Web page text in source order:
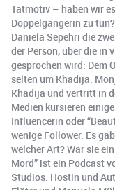
Tatmotiv – haben wir
Doppelgängerin zu
Daniela Sepehri die
der Person, über die in
gesprochen wird: Dem
selten um Khadija.
Khadija und vertritt in
Medien kursieren
Influencerin oder
wenige Follower. Es
welcher Art? War sie
Mord” ist ein Podcast
Studios. Hostin und